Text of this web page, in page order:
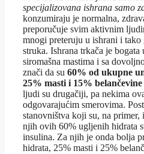
specijalizovana ishrana samo
konzumiraju je normalna,
preporučuje svim aktivnim
mnogi preteruju u ishrani i
struka. Ishrana trkača je
siromašna mastima i sa
znači da su 60% od ukupne
25% masti i 15%
ljudi su drugačiji, pa nekima
odgovarajućim smerovima.
stanovništva koji su, na primer,
njih ovih 60% ugljenih hidrata
insulina. Za njih je onda bolja
hidrata, 25% masti i 25%